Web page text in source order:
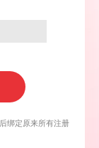
绑定原来所有注册